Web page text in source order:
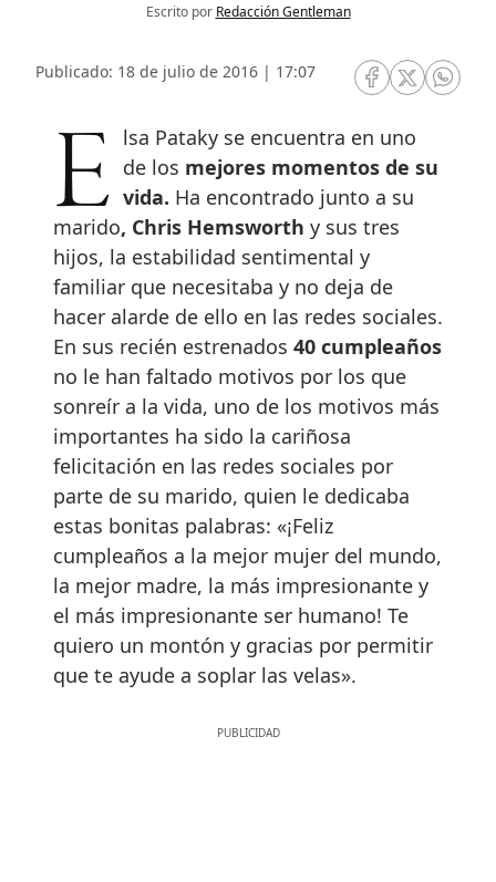
Escrito por Redacción Gentleman
Publicado: 18 de julio de 2016 | 17:07
RRSS Facebook
RRSSRRSS
Elsa Pataky se encuentra en uno de los mejores momentos de su
vida. Ha encontrado junto a su
marido, Chris Hemsworth y sus tres
hijos, la estabilidad sentimental y
familiar que necesitaba y no deja de
hacer alarde de ello en las redes sociales.
En sus recién estrenados 40 cumpleaños
no le han faltado motivos por los que
sonreír a la vida, uno de los motivos más
importantes ha sido la cariñosa
felicitación en las redes sociales por
parte de su marido, quien le dedicaba
estas bonitas palabras: «¡Feliz
cumpleaños a la mejor mujer del mundo,
la mejor madre, la más impresionante y
el más impresionante ser humano! Te
quiero un montón y gracias por permitir
que te ayude a soplar las velas».